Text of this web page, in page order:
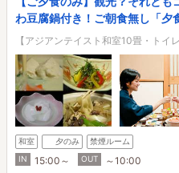
わ豆腐鍋付き！ご朝食無し「夕
【アジアンテイスト和室10畳・トイ
和室 夕のみ
禁煙ルーム
IN
15:00～ OUT ～10:00